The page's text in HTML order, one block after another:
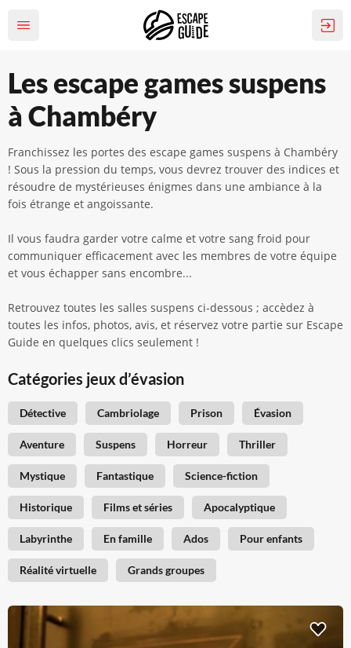
Les escape games suspens
à Chambéry
Franchissez les portes des escape games suspens à Chambéry
! Sous la pression du temps, vous devrez trouver des indices et
résoudre de mystérieuses énigmes dans une ambiance à la
fois étrange et angoissante.
Il vous faudra garder votre calme et votre sang froid pour
communiquer efficacement avec les membres de votre équipe
et vous échapper sans encombre...
Retrouvez toutes les salles suspens ci-dessous ; accèdez à
toutes les infos, photos, avis, et réservez votre partie sur Escape
Guide en quelques clics seulement !
Catégories jeux d’évasion
Détective Cambriolage Prison Évasion
Aventure Suspens Horreur Thriller
Mystique Fantastique Science-fiction
Historique Films et séries Apocalyptique
Labyrinthe En famille Ados Pour enfants
Réalité virtuelle Grands groupes